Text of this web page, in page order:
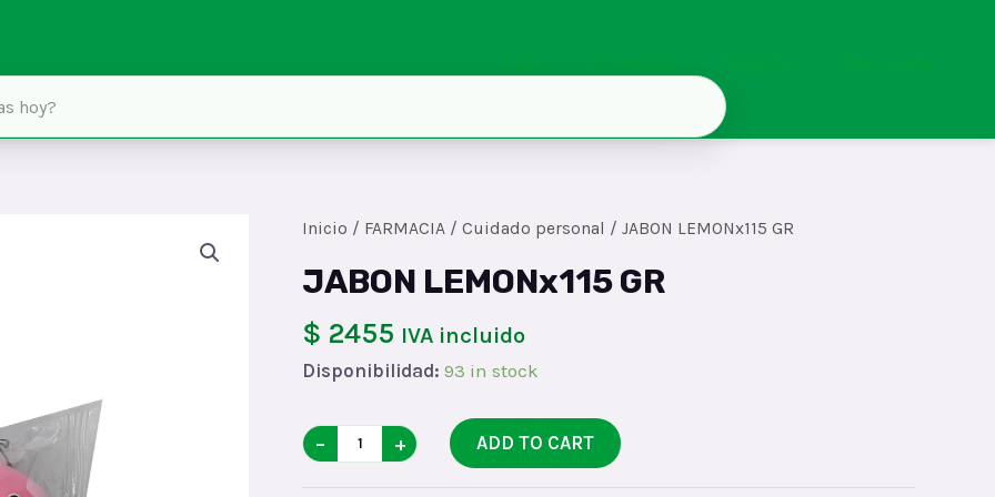
Inicio / FARMACIA / Cuidado personal / JABON LEMONx115 GR
JABON LEMONx115 GR
$ 2455 IVA incluido
Disponibilidad: 93 in stock
JABON
LEMONx115
− + ADD TO CART